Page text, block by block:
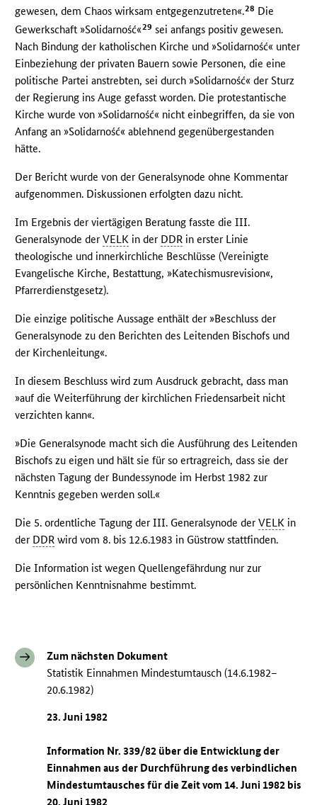
gewesen, dem Chaos wirksam entgegenzutreten«.28 Die
Gewerkschaft »Solidarność«29 sei anfangs positiv gewesen.
Nach Bindung der katholischen Kirche und »Solidarność« unter
Einbeziehung der privaten Bauern sowie Personen, die eine
politische Partei anstrebten, sei durch »Solidarność« der Sturz
der Regierung ins Auge gefasst worden. Die protestantische
Kirche wurde von »Solidarność« nicht einbegriffen, da sie von
Anfang an »Solidarność« ablehnend gegenübergestanden
hätte.
Der Bericht wurde von der Generalsynode ohne Kommentar
aufgenommen. Diskussionen erfolgten dazu nicht.
Im Ergebnis der viertägigen Beratung fasste die III.
Generalsynode derVELK in der DDR in erster Linie
theologische und innerkirchliche Beschlüsse (Vereinigte
Evangelische Kirche, Bestattung, »Katechismusrevision«,
Pfarrerdienstgesetz).
Die einzige politische Aussage enthält der »Beschluss der
Generalsynode zu den Berichten des Leitenden Bischofs und
der Kirchenleitung«.
In diesem Beschluss wird zum Ausdruck gebracht, dass man
»auf die Weiterführung der kirchlichen Friedensarbeit nicht
verzichten kann«.
»Die Generalsynode macht sich die Ausführung des Leitenden
Bischofs zu eigen und hält sie für so ertragreich, dass sie der
nächsten Tagung der Bundessynode im Herbst 1982 zur
Kenntnis gegeben werden soll.«
Die 5. ordentliche Tagung der III. Generalsynode derVELK in
der DDR wird vom 8. bis 12.6.1983 in Güstrow stattfinden.
Die Information ist wegen Quellengefährdung nur zur
persönlichen Kenntnisnahme bestimmt.
Zum nächsten Dokument
Statistik Einnahmen Mindestumtausch (14.6.1982–
20.6.1982)
23. Juni 1982
Information Nr. 339/82 über die Entwicklung der
Einnahmen aus der Durchführung des verbindlichen
Mindestumtausches für die Zeit vom 14. Juni 1982 bis
20. Juni 1982